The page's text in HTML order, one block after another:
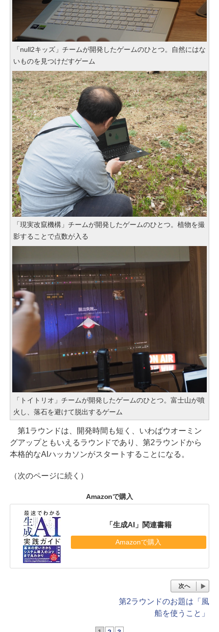
「null2キッズ」チームが開発したゲームのひとつ。自然にはな
いものを見つけだすゲーム
「現実改竄機構」チームが開発したゲームのひとつ。植物を撮
影することで点数が入る
「トイトリオ」チームが開発したゲームのひとつ。富士山が噴
火し、落石を避けて脱出するゲーム
第1ラウンドは、開発時間も短く、いわばウオーミン
グアップともいえるラウンドであり、第2ラウンドから
本格的なAIハッカソンがスタートすることになる。
（次のページに続く）
Amazonで購入
「生成AI」関連書籍
Amazonで購入
次へ
第2ラウンドのお題は「風
船を使うこと」